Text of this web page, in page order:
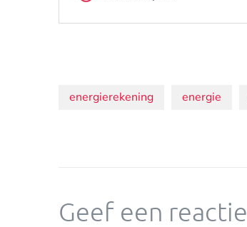
Onderwerpen:
energierekening energie
Geef een reactie